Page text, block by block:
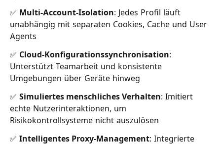
✅ Multi-Account-Isolation: Jedes Profil läuft
unabhängig mit separaten Cookies, Cache und User
Agents
✅ Cloud-Konfigurationssynchronisation:
Unterstützt Teamarbeit und konsistente
Umgebungen über Geräte hinweg
✅ Simuliertes menschliches Verhalten: Imitiert
echte Nutzerinteraktionen, um
Risikokontrollsysteme nicht auszulösen
✅ Intelligentes Proxy-Management: Integrierte